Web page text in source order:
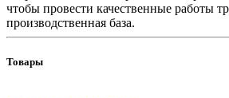
чтобы провести качественные работы
производственная база.
Товары